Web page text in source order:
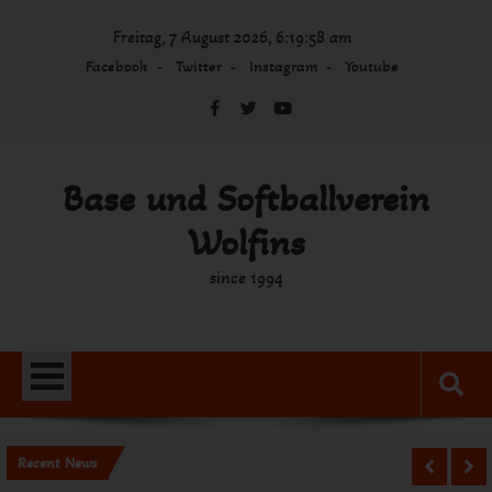
Freitag, 7 August 2026, 6:19:58 am
Facebook Twitter Instagram Youtube
Base und Softballverein
Wolfins
since 1994
Recent News